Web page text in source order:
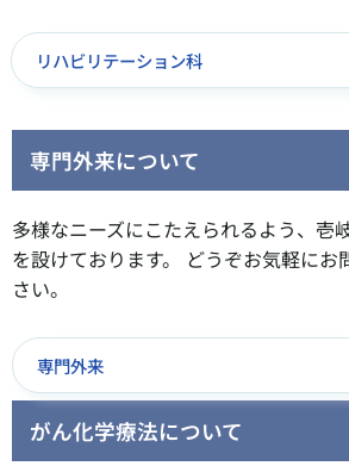
リハビリテーション科
専門外来について
多様なニーズにこたえられるよう、壱
を設けております。 どうぞお気軽にお
さい。
専門外来
がん化学療法について